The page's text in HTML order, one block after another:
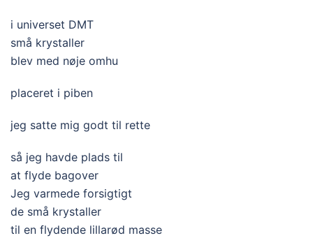
i universet DMT
små krystaller
blev med nøje omhu
placeret i piben
jeg satte mig godt til rette
så jeg havde plads til
at flyde bagover
Jeg varmede forsigtigt
de små krystaller
til en flydende lillarød masse